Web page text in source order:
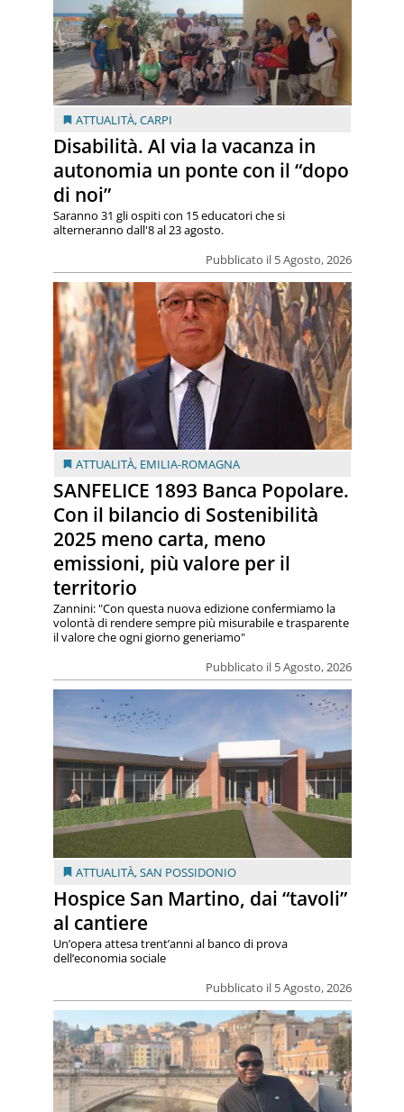
ATTUALITÀ,CARPI
Disabilità. Al via la vacanza in
autonomia un ponte con il “dopo
di noi”
Pubblicato il 5 Agosto, 2026
Saranno 31 gli ospiti con 15 educatori che si
alterneranno dall'8 al 23 agosto.
ATTUALITÀ, EMILIA-ROMAGNA
SANFELICE 1893 Banca Popolare.
Con il bilancio di Sostenibilità
2025 meno carta, meno
emissioni, più valore per il
territorio
Pubblicato il 5 Agosto, 2026
Zannini: "Con questa nuova edizione confermiamo la
volontà di rendere sempre più misurabile e trasparente
il valore che ogni giorno generiamo"
ATTUALITÀ,SAN POSSIDONIO
Hospice San Martino, dai “tavoli”
al cantiere
Pubblicato il 5 Agosto, 2026
Un’opera attesa trent’anni al banco di prova
dell’economia sociale